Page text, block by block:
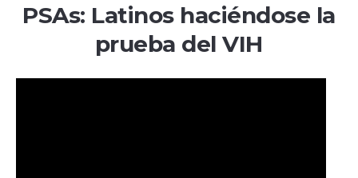
PSAs: Latinos haciéndose la
prueba del VIH